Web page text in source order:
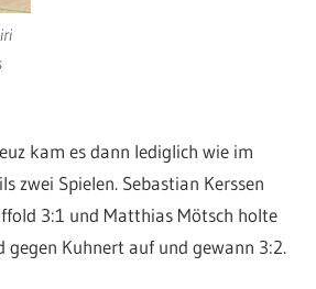
kam es dann lediglich wie im
zwei Spielen. Sebastian Kerssen
3:1 und Matthias Mötsch holte
gegen Kuhnert auf und gewann 3:2.